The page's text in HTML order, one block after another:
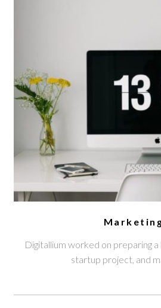
Digitallium worked on preparing a
startup project, and